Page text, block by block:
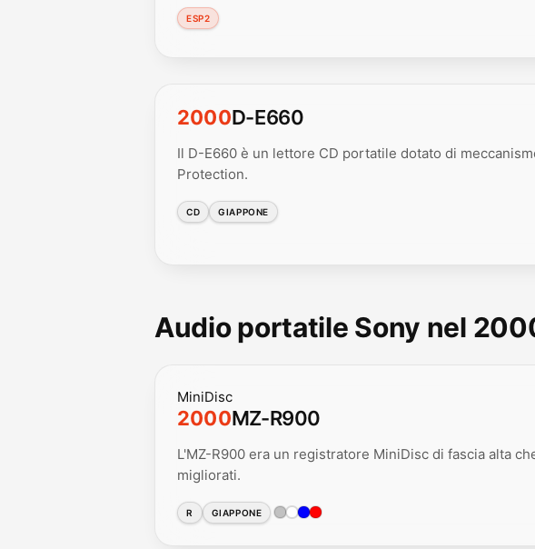
ESP2
2000D-E660
Il D-E660 è un lettore CD portatile dotato di
Protection.
CD GIAPPONE
Audio portatile Sony nel
MiniDisc
2000MZ-R900
L'MZ-R900 era un registratore MiniDisc di fascia alta
migliorati.
R GIAPPONE